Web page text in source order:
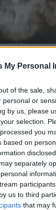
My Personal
of the sale,
personal or
by us, please
selection.
you
based on
separately
us to third
that may
- Σε
πρωί η
δεν